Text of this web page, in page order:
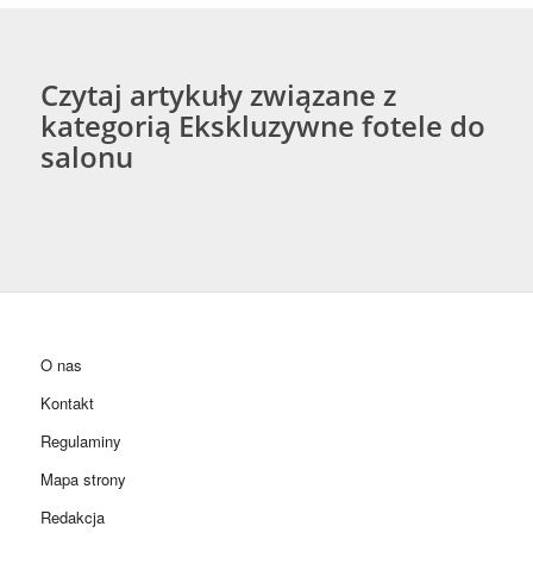
Czytaj artykuły związane z
kategorią Ekskluzywne fotele do
salonu
O nas
Kontakt
Regulaminy
Mapa strony
Redakcja